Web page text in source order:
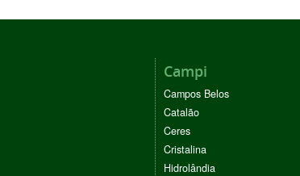
Campi
Campos Belos
Catalão
Ceres
Cristalina
Hidrolândia